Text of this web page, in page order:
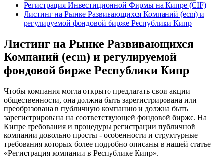
Регистрация Инвестиционной Фирмы на Кипре (CIF)
Листинг на Рынке Развивающихся Компаний (ecm) и
регулируемой фондовой бирже Республики Кипр
Листинг на Рынке Развивающихся
Компаний (ecm) и регулируемой
фондовой бирже Республики Кипр
Чтобы компания могла открыто предлагать свои акции
общественности, она должна быть зарегистрирована или
преобразована в публичную компанию и должна быть
зарегистрирована на соответствующей фондовой бирже. На
Кипре требования и процедуры регистрации публичной
компании довольно просты - особенности и структурные
требования которых более подробно описаны в нашей статье
«Регистрация компании в Республике Кипр».